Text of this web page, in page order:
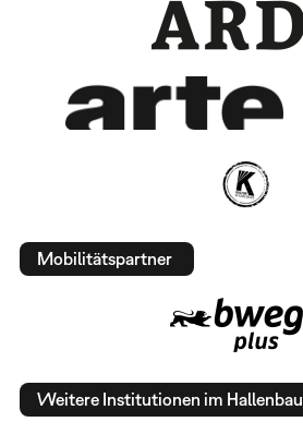
Mobilitätspartner
Weitere Institutionen im Hallenbau